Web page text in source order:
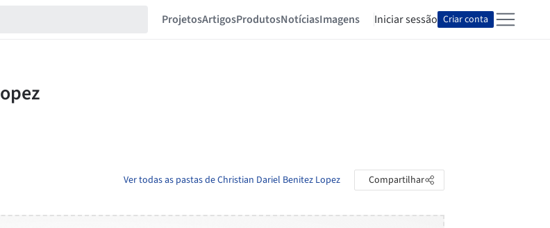
ProjetosArtigosProdutosNotíciasImagens Iniciar sessão Criar conta
Ver todas as pastas de Christian Dariel Benitez Lopez Compartilhar